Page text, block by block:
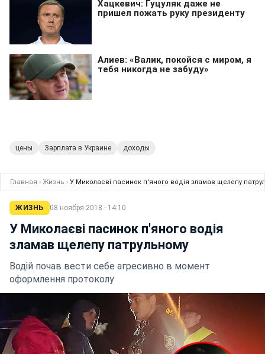
цены Зарплата в Украине доходы
Главная › Жизнь › У Миколаєві пасинок п'яного водія зламав щелепу
ЖИЗНЬ 08 ноября 2018 · 14:10
У Миколаєві пасинок п'яного водія
зламав щелепу патрульному
Водій почав вести себе агресивно в момент
оформлення протоколу